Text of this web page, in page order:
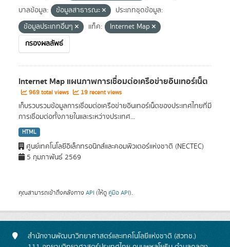
บาลข้อมูล:
ข้อมูลสาธารณะ
ประเภทชุดข้อมูล:
ข้อมูลประเภทอื่นๆ
แท็ค:
Internet Map
กรองผลลัพธ์
Internet Map แผนภาพการเชื่อมต่อเครือข่ายอินเทอร์เน็ต
969 total views 19 recent views
เก็บรวบรวมข้อมูลการเชื่อมต่อเครือข่ายอินเทอร์เน็ตของประเทศไทยที่มี
การเชื่อมต่อทั้งภายในและระหว่างประเทศ...
HTML
ศูนย์เทคโนโลยีอิเล็กทรอนิกส์และคอมพิวเตอร์แห่งชาติ (NECTEC)
5 กุมภาพันธ์ 2569
คุณสามารถเข้าถึงคลังทาง API (ให้ดู คู่มือ API).
สำนักงานพัฒนาวิทยาศาสตร์และเทคโนโลยีแห่งชาติ (สวทช.)